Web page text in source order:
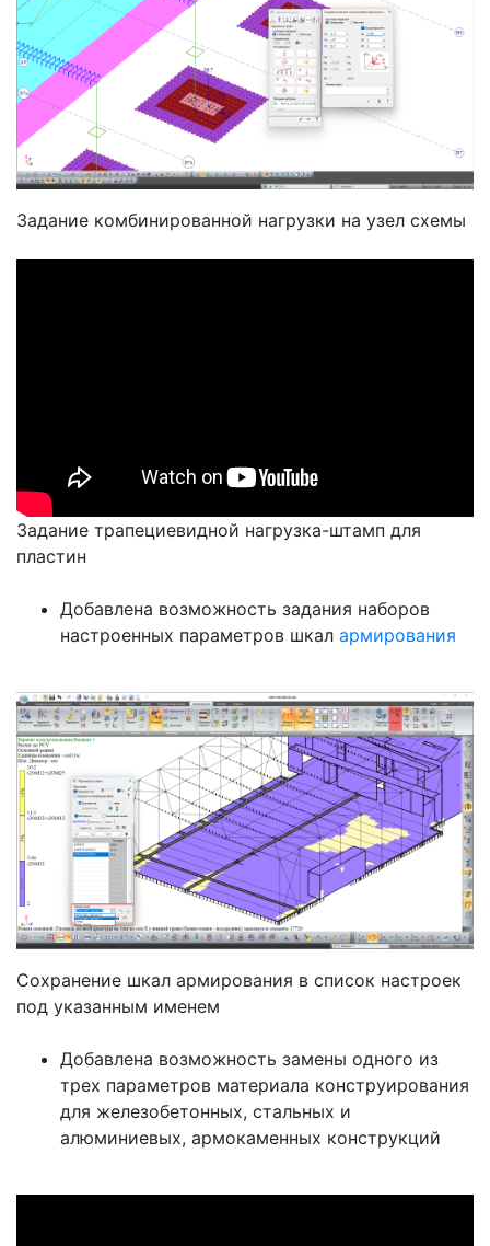
Задание комбинированной нагрузки на узел схемы
Задание трапециевидной нагрузка-штамп для
пластин
Добавлена возможность задания наборов
настроенных параметров шкал армирования
Сохранение шкал армирования в список настроек
под указанным именем
Добавлена возможность замены одного из
трех параметров материала конструирования
для железобетонных, стальных и
алюминиевых, армокаменных конструкций